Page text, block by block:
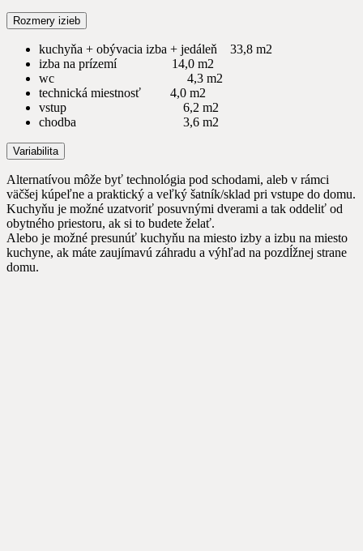
Rozmery izieb
kuchyňa + obývacia izba + jedáleň 33,8 m2
izba na prízemí 14,0 m2
wc 4,3 m2
technická miestnosť 4,0 m2
vstup 6,2 m2
chodba 3,6 m2
Variabilita
Alternatívou môže byť technológia pod schodami, aleb v rámci
väčšej kúpeľne a praktický a veľký šatník/sklad pri vstupe do domu.
Kuchyňu je možné uzatvoriť posuvnými dverami a tak oddeliť od
obytného priestoru, ak si to budete želať.
Alebo je možné presunúť kuchyňu na miesto izby a izbu na miesto
kuchyne, ak máte zaujímavú záhradu a výhľad na pozdĺžnej strane
domu.